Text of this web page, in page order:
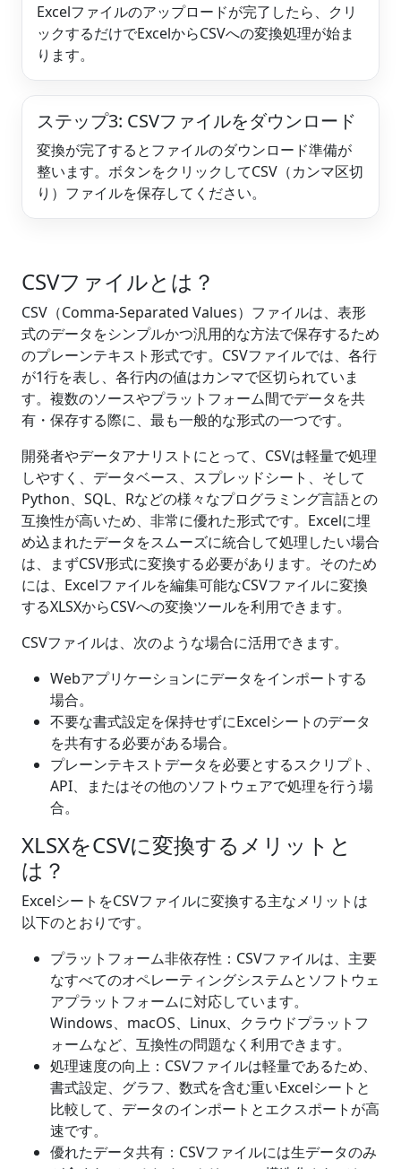
Excelファイルのアップロードが完了したら、クリ
ックするだけでExcelからCSVへの変換処理が始ま
ります。
ステップ3: CSVファイルをダウンロード
変換が完了するとファイルのダウンロード準備が
整います。ボタンをクリックしてCSV（カンマ区切
り）ファイルを保存してください。
CSVファイルとは？
CSV（Comma-Separated Values）ファイルは、表形
式のデータをシンプルかつ汎用的な方法で保存するため
のプレーンテキスト形式です。CSVファイルでは、各行
が1行を表し、各行内の値はカンマで区切られていま
す。複数のソースやプラットフォーム間でデータを共
有・保存する際に、最も一般的な形式の一つです。
開発者やデータアナリストにとって、CSVは軽量で処理
しやすく、データベース、スプレッドシート、そして
Python、SQL、Rなどの様々なプログラミング言語との
互換性が高いため、非常に優れた形式です。Excelに埋
め込まれたデータをスムーズに統合して処理したい場合
は、まずCSV形式に変換する必要があります。そのため
には、Excelファイルを編集可能なCSVファイルに変換
するXLSXからCSVへの変換ツールを利用できます。
CSVファイルは、次のような場合に活用できます。
Webアプリケーションにデータをインポートする
場合。
不要な書式設定を保持せずにExcelシートのデータ
を共有する必要がある場合。
プレーンテキストデータを必要とするスクリプト、
API、またはその他のソフトウェアで処理を行う場
合。
XLSXをCSVに変換するメリットと
は？
ExcelシートをCSVファイルに変換する主なメリットは
以下のとおりです。
プラットフォーム非依存性：CSVファイルは、主要
なすべてのオペレーティングシステムとソフトウェ
アプラットフォームに対応しています。
Windows、macOS、Linux、クラウドプラットフ
ォームなど、互換性の問題なく利用できます。
処理速度の向上：CSVファイルは軽量であるため、
書式設定、グラフ、数式を含む重いExcelシートと
比較して、データのインポートとエクスポートが高
速です。
優れたデータ共有：CSVファイルには生データのみ